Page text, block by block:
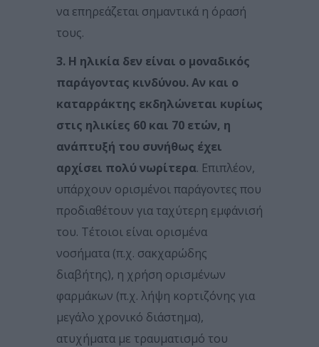
να επηρεάζεται σημαντικά η όρασή
τους.
3. Η ηλικία δεν είναι ο μοναδικός
παράγοντας κινδύνου. Αν και ο
καταρράκτης εκδηλώνεται κυρίως
στις ηλικίες 60 και 70 ετών, η
ανάπτυξή του συνήθως έχει
αρχίσει πολύ νωρίτερα. Επιπλέον,
υπάρχουν ορισμένοι παράγοντες που
προδιαθέτουν για ταχύτερη εμφάνισή
του. Τέτοιοι είναι ορισμένα
νοσήματα (π.χ. σακχαρώδης
διαβήτης), η χρήση ορισμένων
φαρμάκων (π.χ. λήψη κορτιζόνης για
μεγάλο χρονικό διάστημα),
ατυχήματα με τραυματισμό του